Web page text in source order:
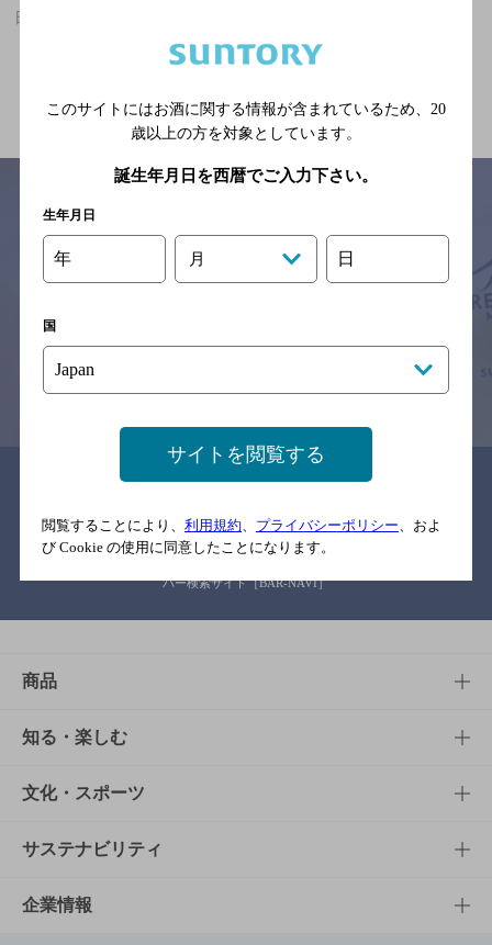
田辺駅(大阪府)周辺500mの神泡超達人店
サイトマップ ご意見・ご感想 利用規約
※それぞれのお店のメニューや営業時間などの掲載情報については、
念のためお店にご確認の上ご来店くださいますようお願い申し上げま
関連リンク
バー検索サイト［BAR-NAVI］
商品
商品TOP
商品一覧
商品発売情報
栄養成分一覧
知る・楽しむ
知る・楽しむTOP
キャンペーン
工場見学
文化・スポーツ
文化・スポーツTOP
サントリーホール
サステナビリティ
サステナビリティTOP
企業情報
このサイトにはお酒に関する情報が含まれているため、 20
歳以上の方を対象としています。
誕生年月日を西暦でご入力下さい。
生年月日
年 月 日
国
サイトを閲覧する
閲覧することにより、 利用規約 プライバシーポリシー 、およ
び Cookie の使用に同意したことになります。